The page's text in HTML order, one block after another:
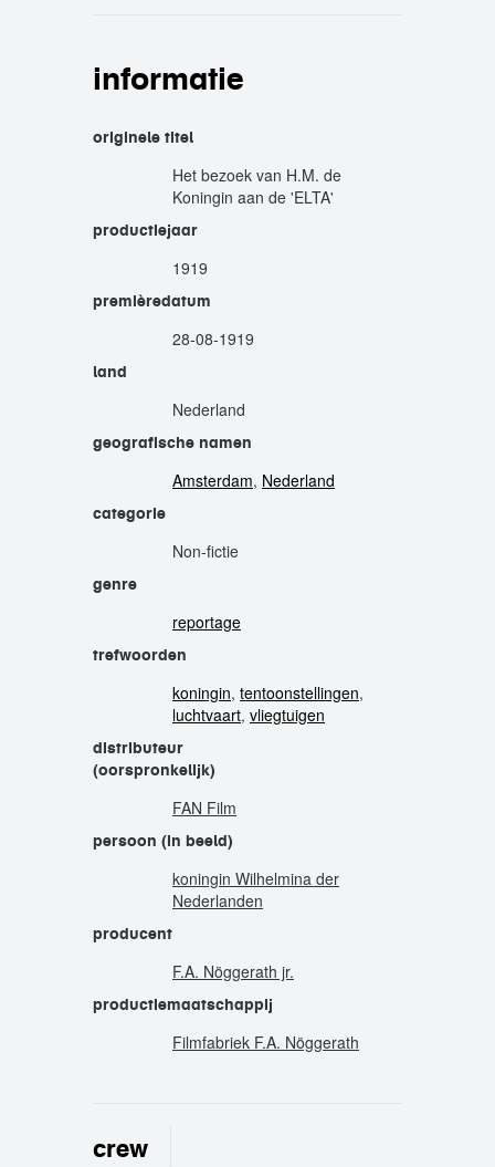
informatie
originele titel
Het bezoek van H.M. de
Koningin aan de 'ELTA'
productiejaar
1919
premièredatum
28-08-1919
land
Nederland
geografische namen
Amsterdam, Nederland
categorie
Non-fictie
genre
reportage
trefwoorden
koningin, tentoonstellingen,
luchtvaart, vliegtuigen
distributeur
(oorspronkelijk)
FAN Film
persoon (in beeld)
koningin Wilhelmina der
Nederlanden
producent
F.A. Nöggerath jr.
productiemaatschappij
Filmfabriek F.A. Nöggerath
crew